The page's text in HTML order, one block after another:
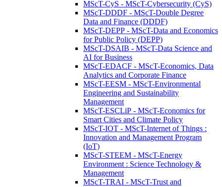
MScT-CyS - MScT-Cybersecurity (CyS)
MScT-DDDF - MScT-Double Degree
Data and Finance (DDDF)
MScT-DEPP - MScT-Data and Economics
for Public Policy (DEPP)
MScT-DSAIB - MScT-Data Science and
AI for Business
MScT-EDACF - MScT-Economics, Data
Analytics and Corporate Finance
MScT-EESM - MScT-Environmental
Engineering and Sustainability
Management
MScT-ESCLiP - MScT-Economics for
Smart Cities and Climate Policy
MScT-IOT - MScT-Internet of Things :
Innovation and Management Program
(IoT)
MScT-STEEM - MScT-Energy
Environment : Science Technology &
Management
MScT-TRAI - MScT-Trust and